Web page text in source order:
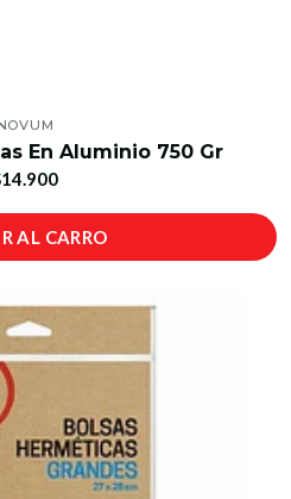
En Aluminio 750 Gr
AL CARRO